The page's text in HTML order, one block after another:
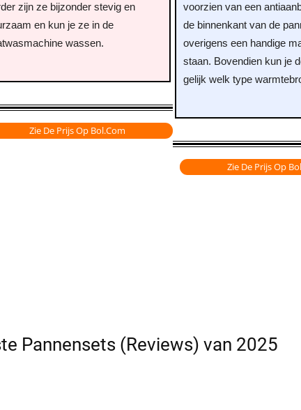
zijn ze bijzonder stevig en
en kun je ze in de
wassen.
Zie De Prijs Op Bol.com
voorzien van een
de binnenkant van de
overigens een handige
staan. Bovendien kun je
gelijk welk type
Zie De Prijs Op
Pannensets (Reviews) van 2025